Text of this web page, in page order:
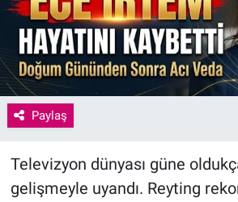
Paylaş
Televizyon dünyası güne
gelişmeyle uyandı. Reyting